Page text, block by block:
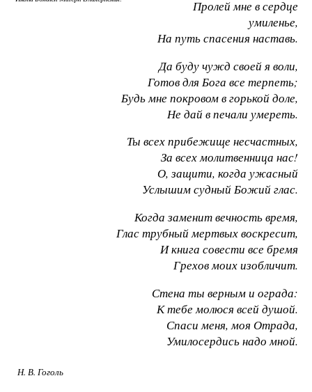
Пролей мне в сердце
умиленье,
На путь спасения наставь.
Да буду чужд своей я воли,
Готов для Бога все терпеть;
Будь мне покровом в горькой доле,
Не дай в печали умереть.
Ты всех прибежище несчастных,
За всех молитвенница нас!
О, защити, когда ужасный
Услышим судный Божий глас.
Когда заменит вечность время,
Глас трубный мертвых воскресит,
И книга совести все бремя
Грехов моих изобличит.
Стена ты верным и ограда:
К тебе молюся всей душой.
Спаси меня, моя Отрада,
Умилосердись надо мной.
Н. В. Гоголь